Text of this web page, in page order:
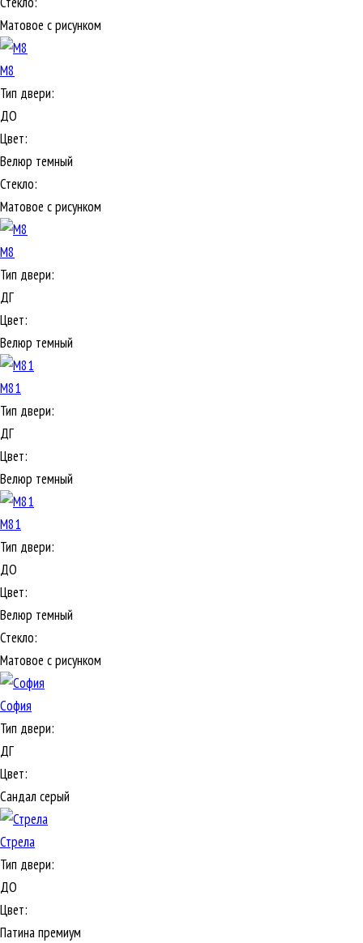
Матовое с рисунком
М8
Тип двери:
ДО
Цвет:
Велюр темный
Стекло:
Матовое с рисунком
М8
Тип двери:
ДГ
Цвет:
Велюр темный
М81
Тип двери:
ДГ
Цвет:
Велюр темный
М81
Тип двери:
ДО
Цвет:
Велюр темный
Стекло:
Матовое с рисунком
София
Тип двери:
ДГ
Цвет:
Сандал серый
Стрела
Тип двери:
ДО
Цвет:
Патина премиум